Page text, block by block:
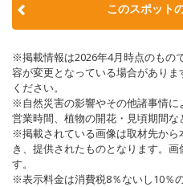
このスポット
※掲載情報は2026年4月時点のもの
容が変更となっている場合があり
ください。
※自然災害の影響やその他諸事情
営業時間、植物の開花・見頃期間な
※掲載されている画像は取材先か
き、提供されたものとなります。
す。
※表示料金は消費税8％ないし10％